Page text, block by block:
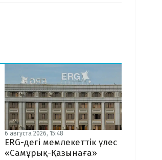
6 августа 2026, 15:48
ERG-дегі мемлекеттік үлес
«Самұрық-Қазынаға»